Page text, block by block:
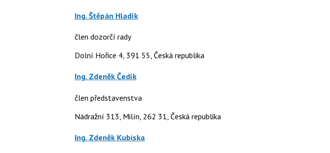
Ing. Štěpán Hladík
člen dozorčí rady
Dolní Hořice 4, 391 55, Česká republika
Ing. Zdeněk Čedík
člen představenstva
Nádražní 313, Milín, 262 31, Česká republika
Ing. Zdeněk Kubiska